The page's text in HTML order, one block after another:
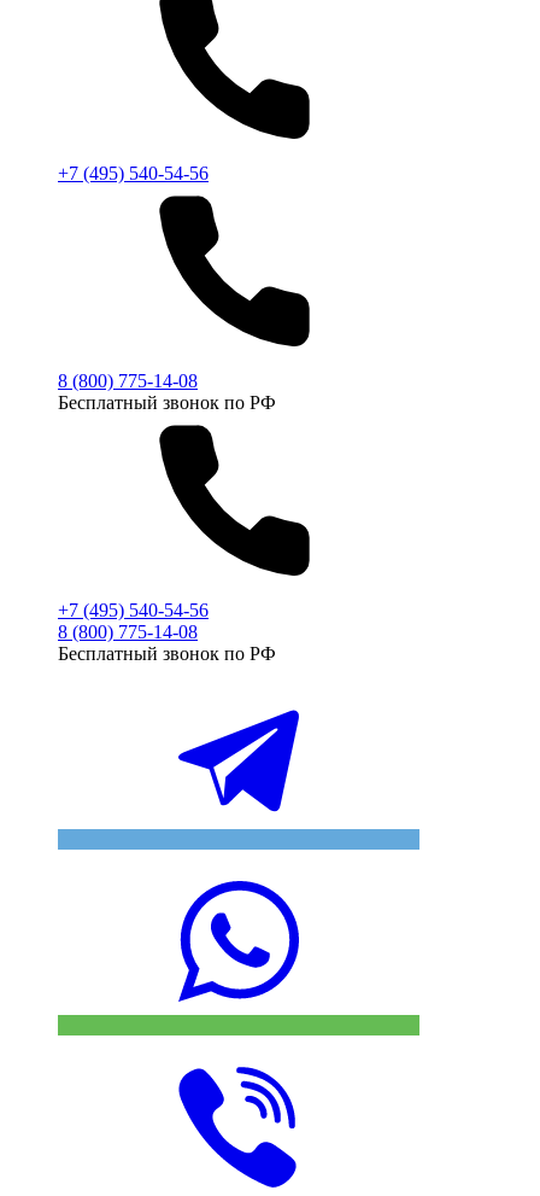
+7 (495) 540-54-56
8 (800) 775-14-08
Бесплатный звонок по РФ
+7 (495) 540-54-56
8 (800) 775-14-08
Бесплатный звонок по РФ